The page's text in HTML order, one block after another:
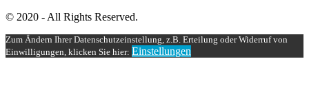
© 2020 - All Rights Reserved.
Zum Ändern Ihrer Datenschutzeinstellung, z.B. Erteilung oder Widerruf von
Einwilligungen, klicken Sie hier: Einstellungen